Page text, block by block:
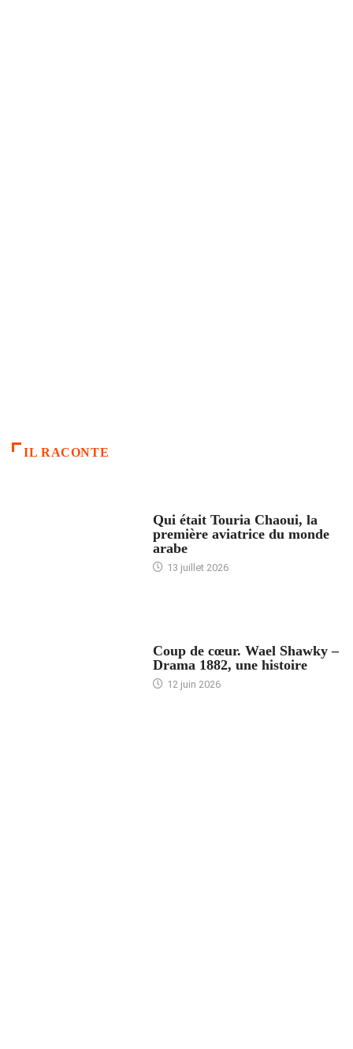
IL RACONTE
Qui était Touria Chaoui, la
première aviatrice du monde
arabe
13 juillet 2026
Coup de cœur. Wael Shawky –
Drama 1882, une histoire
12 juin 2026